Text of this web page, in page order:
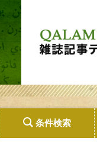
条件検索